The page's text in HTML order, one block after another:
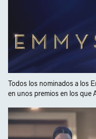
Todos los nominados a los
en unos premios en los que